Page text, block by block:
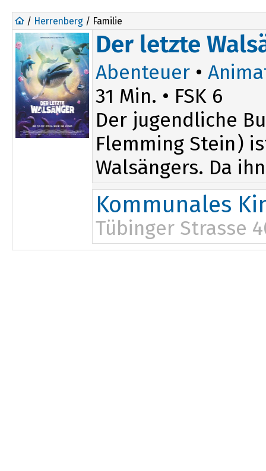
/ Herrenberg / Familie
Der letzte
Abenteuer •
31 Min. • FSK 6
Der jugendliche
Flemming Stein)
Walsängers. Da
Kommunales
Tübinger Strasse